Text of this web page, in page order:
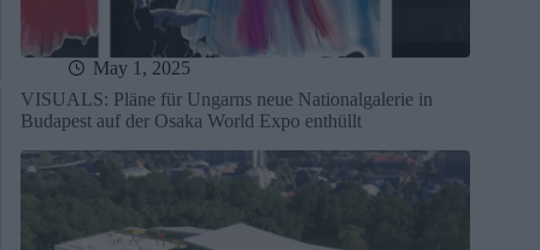
May 1, 2025
VISUALS: Pläne für Ungarns neue Nationalgalerie in
Budapest auf der Osaka World Expo enthüllt